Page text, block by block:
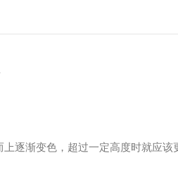
上逐渐变色，超过一定高度时就